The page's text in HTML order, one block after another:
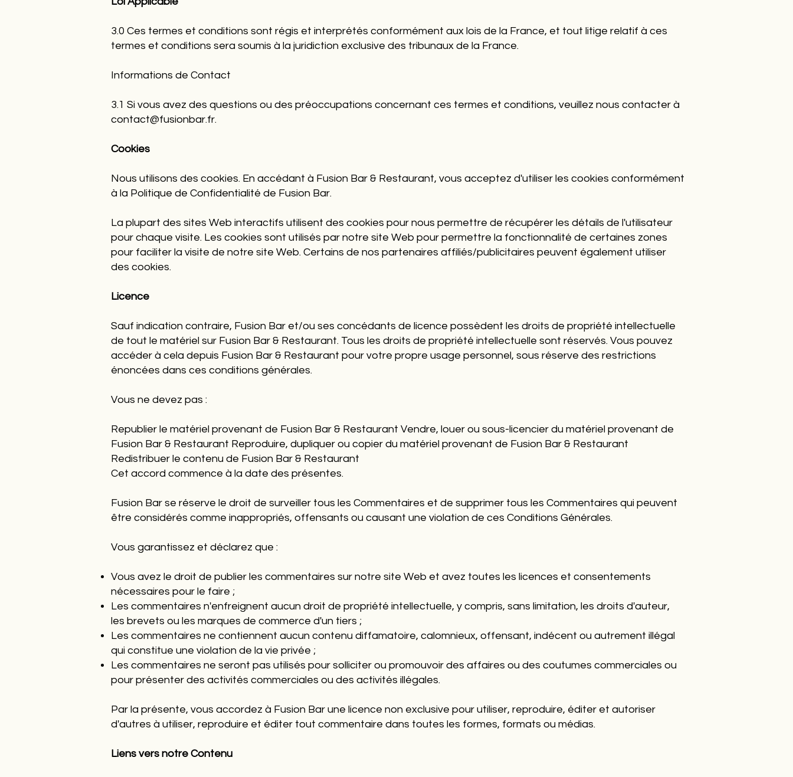
3.0 Ces termes et conditions sont régis et interprétés conformément aux lois de la France, et tout litige relatif à ces
termes et conditions sera soumis à la juridiction exclusive des tribunaux de la France.
Informations de Contact
3.1 Si vous avez des questions ou des préoccupations concernant ces termes et conditions, veuillez nous contacter à
contact@fusionbar.fr.
Cookies
Nous utilisons des cookies. En accédant à Fusion Bar & Restaurant, vous acceptez d'utiliser les cookies conformément
à la Politique de Confidentialité de Fusion Bar.
La plupart des sites Web interactifs utilisent des cookies pour nous permettre de récupérer les détails de l'utilisateur
pour chaque visite. Les cookies sont utilisés par notre site Web pour permettre la fonctionnalité de certaines zones
pour faciliter la visite de notre site Web. Certains de nos partenaires affiliés/publicitaires peuvent également utiliser
des cookies.
Licence
Sauf indication contraire, Fusion Bar et/ou ses concédants de licence possèdent les droits de propriété intellectuelle
de tout le matériel sur Fusion Bar & Restaurant. Tous les droits de propriété intellectuelle sont réservés. Vous pouvez
accéder à cela depuis Fusion Bar & Restaurant pour votre propre usage personnel, sous réserve des restrictions
énoncées dans ces conditions générales.
Vous ne devez pas :
Republier le matériel provenant de Fusion Bar & Restaurant Vendre, louer ou sous-licencier du matériel provenant de
Fusion Bar & Restaurant Reproduire, dupliquer ou copier du matériel provenant de Fusion Bar & Restaurant
Redistribuer le contenu de Fusion Bar & Restaurant
Cet accord commence à la date des présentes.
Fusion Bar se réserve le droit de surveiller tous les Commentaires et de supprimer tous les Commentaires qui peuvent
être considérés comme inappropriés, offensants ou causant une violation de ces Conditions Générales.
Vous garantissez et déclarez que :
Vous avez le droit de publier les commentaires sur notre site Web et avez toutes les licences et consentements
nécessaires pour le faire ;
Les commentaires n'enfreignent aucun droit de propriété intellectuelle, y compris, sans limitation, les droits d'auteur,
les brevets ou les marques de commerce d'un tiers ;
Les commentaires ne contiennent aucun contenu diffamatoire, calomnieux, offensant, indécent ou autrement illégal
qui constitue une violation de la vie privée ;
Les commentaires ne seront pas utilisés pour solliciter ou promouvoir des affaires ou des coutumes commerciales ou
pour présenter des activités commerciales ou des activités illégales.
Par la présente, vous accordez à Fusion Bar une licence non exclusive pour utiliser, reproduire, éditer et autoriser
d'autres à utiliser, reproduire et éditer tout commentaire dans toutes les formes, formats ou médias.
Liens vers notre Contenu